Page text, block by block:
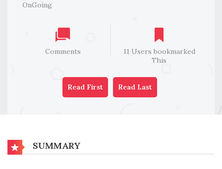
OnGoing
Comments
11 Users bookmarked
This
Read First Read Last
SUMMARY